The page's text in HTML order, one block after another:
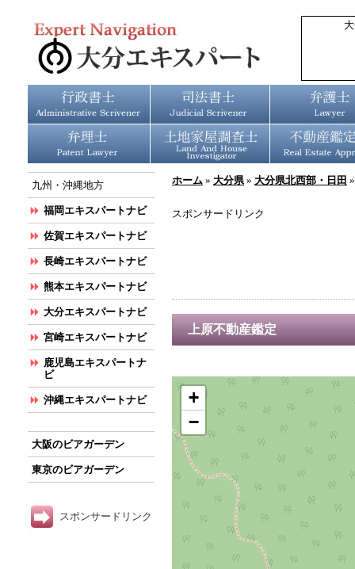
ホーム » 大分県» 大分県北西部・日田
スポンサードリンク
上原不動産鑑定
+
−
九州・沖縄地方
福岡エキスパートナビ
佐賀エキスパートナビ
長崎エキスパートナビ
熊本エキスパートナビ
大分エキスパートナビ
宮崎エキスパートナビ
鹿児島エキスパートナ
ビ
沖縄エキスパートナビ
大阪のビアガーデン
東京のビアガーデン
スポンサードリンク